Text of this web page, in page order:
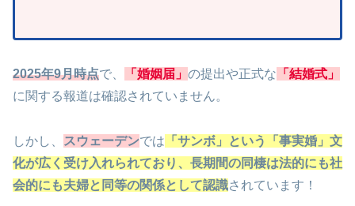
2025年9月時点で、 「婚姻届」 の提出や正式な 「結婚式」
に関する報道は確認されていません。
しかし、 スウェーデンでは 「サンボ」という「事実婚」文
化が広く受け入れられており、長期間の同棲は法的にも社
会的にも夫婦と同等の関係として認識されています！